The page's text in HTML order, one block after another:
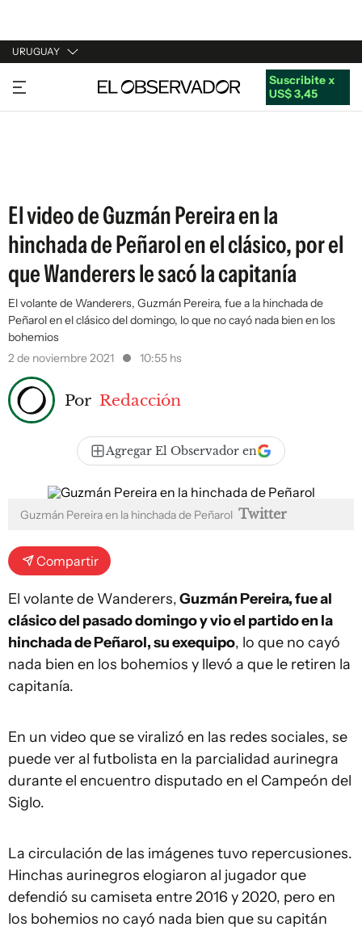
URUGUAY
URUGUAY
ARGENTINA
Suscribite x
US$ 3,45
El video de Guzmán Pereira en la
hinchada de Peñarol en el clásico, por el
que Wanderers le sacó la capitanía
El volante de Wanderers, Guzmán Pereira, fue a la hinchada de
Peñarol en el clásico del domingo, lo que no cayó nada bien en los
bohemios
2 de noviembre 2021
10:55 hs
Por Redacción
Agregar El Observador en
Guzmán Pereira en la hinchada de Peñarol Twitter
Compartir
El volante de Wanderers,Guzmán Pereira, fue al
clásico del pasado domingo y vio el partido en la
hinchada de Peñarol, su exequipo, lo que no cayó
nada bien en los bohemios y llevó a que le retiren la
capitanía.
En un video que se viralizó en las redes sociales, se
puede ver al futbolista en la parcialidad aurinegra
durante el encuentro disputado en el Campeón del
Siglo.
La circulación de las imágenes tuvo repercusiones.
Hinchas aurinegros elogiaron al jugador que
defendió su camiseta entre 2016 y 2020, pero en
los bohemios no cayó nada bien que su capitán